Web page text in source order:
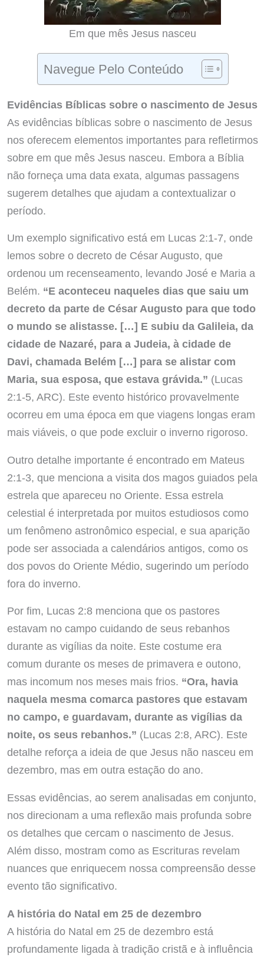
Em que mês Jesus nasceu
Navegue Pelo Conteúdo
Evidências Bíblicas sobre o nascimento de Jesus
As evidências bíblicas sobre o nascimento de Jesus
nos oferecem elementos importantes para refletirmos
sobre em que mês Jesus nasceu. Embora a Bíblia
não forneça uma data exata, algumas passagens
sugerem detalhes que ajudam a contextualizar o
período.
Um exemplo significativo está em Lucas 2:1-7, onde
lemos sobre o decreto de César Augusto, que
ordenou um recenseamento, levando José e Maria a
Belém. “E aconteceu naqueles dias que saiu um
decreto da parte de César Augusto para que todo
o mundo se alistasse. […] E subiu da Galileia, da
cidade de Nazaré, para a Judeia, à cidade de
Davi, chamada Belém […] para se alistar com
Maria, sua esposa, que estava grávida.” (Lucas
2:1-5, ARC). Este evento histórico provavelmente
ocorreu em uma época em que viagens longas eram
mais viáveis, o que pode excluir o inverno rigoroso.
Outro detalhe importante é encontrado em Mateus
2:1-3, que menciona a visita dos magos guiados pela
estrela que apareceu no Oriente. Essa estrela
celestial é interpretada por muitos estudiosos como
um fenômeno astronômico especial, e sua aparição
pode ser associada a calendários antigos, como os
dos povos do Oriente Médio, sugerindo um período
fora do inverno.
Por fim, Lucas 2:8 menciona que os pastores
estavam no campo cuidando de seus rebanhos
durante as vigílias da noite. Este costume era
comum durante os meses de primavera e outono,
mas incomum nos meses mais frios. “Ora, havia
naquela mesma comarca pastores que estavam
no campo, e guardavam, durante as vigílias da
noite, os seus rebanhos.” (Lucas 2:8, ARC). Este
detalhe reforça a ideia de que Jesus não nasceu em
dezembro, mas em outra estação do ano.
Essas evidências, ao serem analisadas em conjunto,
nos direcionam a uma reflexão mais profunda sobre
os detalhes que cercam o nascimento de Jesus.
Além disso, mostram como as Escrituras revelam
nuances que enriquecem nossa compreensão desse
evento tão significativo.
A história do Natal em 25 de dezembro
A história do Natal em 25 de dezembro está
profundamente ligada à tradição cristã e à influência